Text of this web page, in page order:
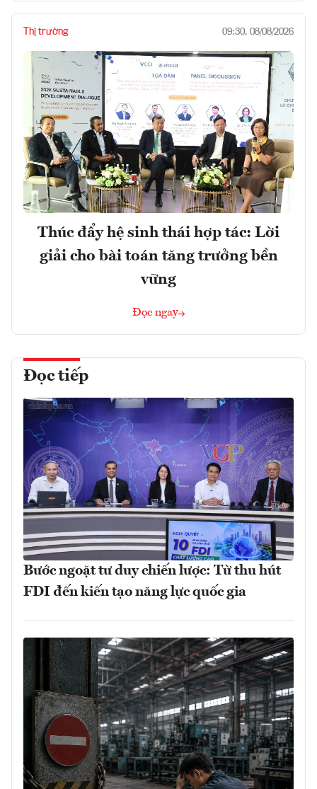
Thị trường 09:30, 08/08/2026
Thúc đẩy hệ sinh thái hợp tác: Lời
giải cho bài toán tăng trưởng bền
vững
Đọc ngay
Đọc tiếp
Bước ngoặt tư duy chiến lược: Từ thu hút
FDI đến kiến tạo năng lực quốc gia